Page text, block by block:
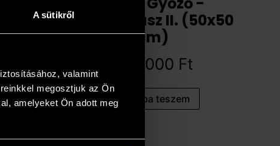
A sütikről
valamint
megosztjuk az Ön
amelyeket Ön adott meg
Partszakasz II. (50x50
cm)
597 000 Ft
Kosárba teszem